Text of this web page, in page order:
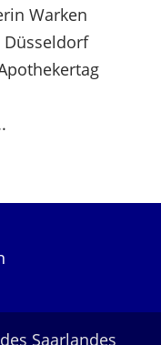
Warken
Düsseldorf
Saarlandes